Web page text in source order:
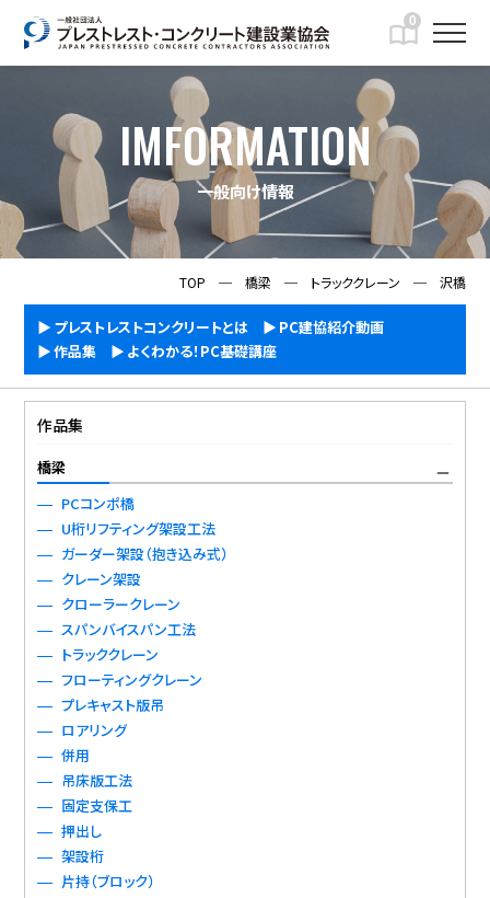
0
IMFORMATION
一般向け情報
TOP ─ 橋梁 ─ トラッククレーン ─ 沢橋
プレストレストコンクリートとは
PC建協紹介動画
作品集
よくわかる！PC基礎講座
作品集
橋梁
PCコンポ橋
U桁リフティング架設工法
ガーダー架設（抱き込み式）
クレーン架設
クローラークレーン
スパンバイスパン工法
トラッククレーン
フローティングクレーン
プレキャスト版吊
ロアリング
併用
吊床版工法
固定支保工
押出し
架設桁
片持（ブロック）